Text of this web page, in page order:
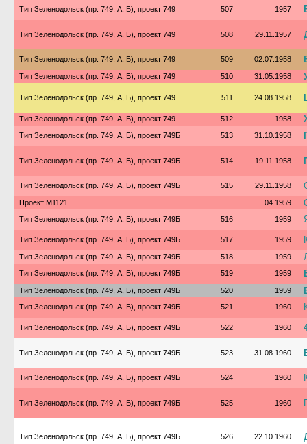
Тип Зеленодольск (пр. 749, А, Б), проект 749 507 1957
Тип Зеленодольск (пр. 749, А, Б), проект 749 508 29.11.1957
Тип Зеленодольск (пр. 749, А, Б), проект 749 509 02.07.1958
Тип Зеленодольск (пр. 749, А, Б), проект 749 510 31.05.1958
Тип Зеленодольск (пр. 749, А, Б), проект 749 511 24.08.1958
Тип Зеленодольск (пр. 749, А, Б), проект 749 512 1958
Тип Зеленодольск (пр. 749, А, Б), проект 749Б 513 31.10.1958
Тип Зеленодольск (пр. 749, А, Б), проект 749Б 514 19.11.1958
Тип Зеленодольск (пр. 749, А, Б), проект 749Б 515 29.11.1958
Проект М1121 04.1959
Тип Зеленодольск (пр. 749, А, Б), проект 749Б 516 1959
Тип Зеленодольск (пр. 749, А, Б), проект 749Б 517 1959
Тип Зеленодольск (пр. 749, А, Б), проект 749Б 518 1959
Тип Зеленодольск (пр. 749, А, Б), проект 749Б 519 1959
Тип Зеленодольск (пр. 749, А, Б), проект 749Б 520 1959
Тип Зеленодольск (пр. 749, А, Б), проект 749Б 521 1960
Тип Зеленодольск (пр. 749, А, Б), проект 749Б 522 1960
Тип Зеленодольск (пр. 749, А, Б), проект 749Б 523 31.08.1960
Тип Зеленодольск (пр. 749, А, Б), проект 749Б 524 1960
Тип Зеленодольск (пр. 749, А, Б), проект 749Б 525 1960
Тип Зеленодольск (пр. 749, А, Б), проект 749Б 526 22.10.1960